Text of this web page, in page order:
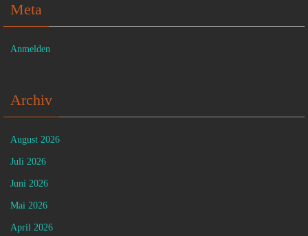
Meta
Anmelden
Archiv
August 2026
Juli 2026
Juni 2026
Mai 2026
April 2026